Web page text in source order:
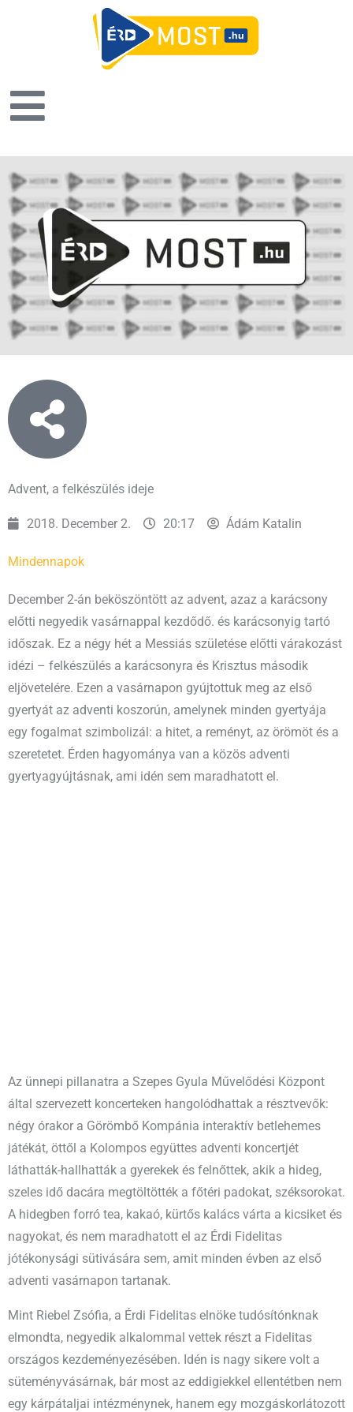
Advent, a felkészülés ideje
2018. December 2. 20:17 Ádám Katalin
Mindennapok
December 2-án beköszöntött az advent, azaz a karácsony
előtti negyedik vasárnappal kezdődő. és karácsonyig tartó
időszak. Ez a négy hét a Messiás születése előtti várakozást
idézi – felkészülés a karácsonyra és Krisztus második
eljövetelére. Ezen a vasárnapon gyújtottuk meg az első
gyertyát az adventi koszorún, amelynek minden gyertyája
egy fogalmat szimbolizál: a hitet, a reményt, az örömöt és a
szeretetet. Érden hagyománya van a közös adventi
gyertyagyújtásnak, ami idén sem maradhatott el.
Az ünnepi pillanatra a Szepes Gyula Művelődési Központ
által szervezett koncerteken hangolódhattak a résztvevők:
négy órakor a Görömbő Kompánia interaktív betlehemes
játékát, öttől a Kolompos együttes adventi koncertjét
láthatták-hallhatták a gyerekek és felnőttek, akik a hideg,
szeles idő dacára megtöltötték a főtéri padokat, széksorokat.
A hidegben forró tea, kakaó, kürtős kalács várta a kicsiket és
nagyokat, és nem maradhatott el az Érdi Fidelitas
jótékonysági sütivására sem, amit minden évben az első
adventi vasárnapon tartanak.
Mint Riebel Zsófia, a Érdi Fidelitas elnöke tudósítónknak
elmondta, negyedik alkalommal vettek részt a Fidelitas
országos kezdeményezésében. Idén is nagy sikere volt a
süteményvásárnak, bár most az eddigiekkel ellentétben nem
egy kárpátaljai intézménynek, hanem egy mozgáskorlátozott